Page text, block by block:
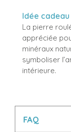
Idée cadeau
La pierre
appréciée
minéraux
symboliser
intérieure.
FAQ